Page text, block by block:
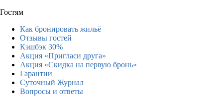
Гостям
Как бронировать жильё
Отзывы гостей
Кэшбэк 30%
Акция «Пригласи друга»
Акция «Скидка на первую бронь»
Гарантии
Суточный Журнал
Вопросы и ответы